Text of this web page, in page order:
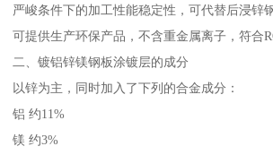
严峻条件下的加工性能稳定性，可代替后浸锌
可提供生产环保产品，不含重金属离子，符合
二、镀铝锌镁钢板涂镀层的成分
以锌为主，同时加入了下列的合金成分：
铝 约11%
镁 约3%